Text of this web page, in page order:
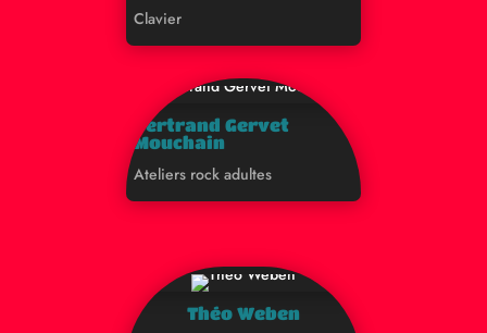
Clavier
Bertrand Gervet
Mouchain
Ateliers rock adultes
Théo Weben